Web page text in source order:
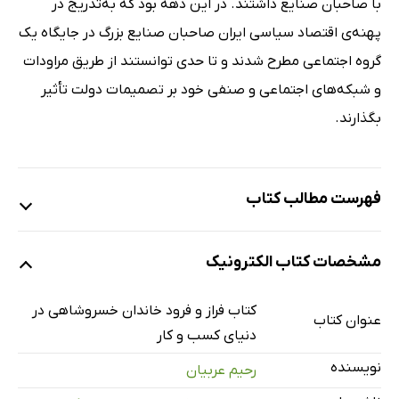
با صاحبان صنایع داشتند. در این دهه بود که به‌تدریج در
پهنه‌ی اقتصاد سیاسی ایران صاحبان صنایع بزرگ در جایگاه یک
گروه اجتماعی مطرح شدند و تا حدی توانستند از طریق مراودات
و شبکه‌های اجتماعی و صنفی خود بر تصمیمات دولت تأثیر
بگذارند.
فهرست مطالب کتاب
فصل اول: موفقیت و ماندگاری
فصل دوم: بسترسازی‌های دولت‌ها برای توسعه صنایع
فصل سوم: بزرگان خاندان خسروشاهی
فصل چهارم: کاظم خسروشاهی
مشخصات کتاب الکترونیک
عنوان کتاب
کتاب فراز و فرود خاندان خسروشاهی در
دنیای کسب ‌و کار
نویسنده
رحیم عربیان